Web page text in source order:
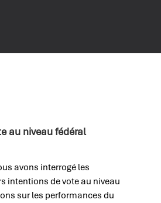
au niveau fédéral
avons interrogé les
intentions de vote au niveau
sur les performances du